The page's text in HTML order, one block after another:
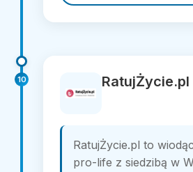
10 RatujŻycie.pl
RatujŻycie.pl to
pro-life z siedzibą w